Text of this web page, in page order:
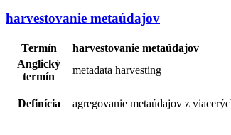
harvestovanie metaúdajov
Termín
harvestovanie metaúdajov
Anglický
termín
metadata harvesting
Definícia agregovanie metaúdajov z